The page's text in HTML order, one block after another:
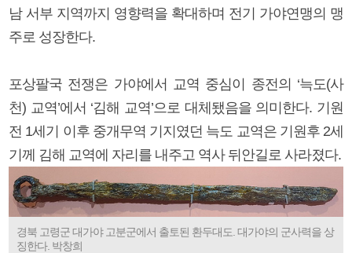
남 서부 지역까지 영향력을 확대하며 전기 가야연맹의 맹
주로 성장한다.
포상팔국 전쟁은 가야에서 교역 중심이 종전의 ‘늑도(사
천) 교역’에서 ‘김해 교역’으로 대체됐음을 의미한다. 기원
전 1세기 이후 중개무역 기지였던 늑도 교역은 기원후 2세
기께 김해 교역에 자리를 내주고 역사 뒤안길로 사라졌다.
경북 고령군 대가야 고분군에서 출토된 환두대도. 대가야의 군사력을 상
징한다. 박창희